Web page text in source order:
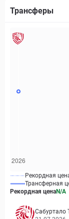
Трансферы
Рекордная
Трансферная
Рекордная ценаN/A
Сабуртало